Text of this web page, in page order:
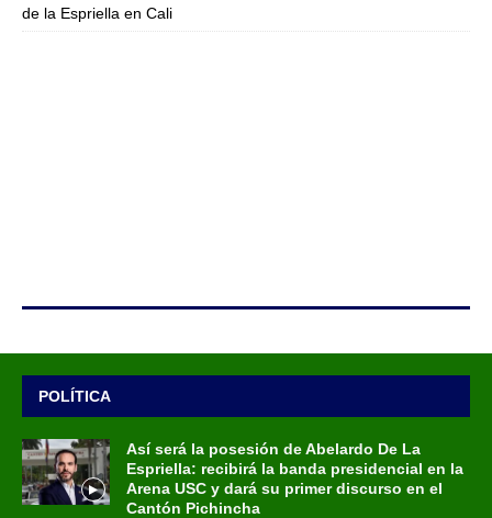
de la Espriella en Cali
POLÍTICA
Así será la posesión de Abelardo De La
Espriella: recibirá la banda presidencial en la
Arena USC y dará su primer discurso en el
Cantón Pichincha